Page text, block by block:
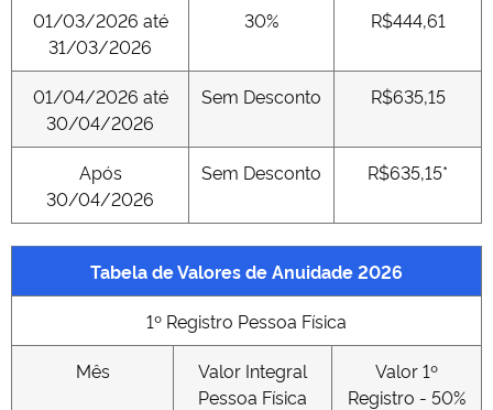
01/03/2026 até
31/03/2026
30% R$444,61
01/04/2026 até
30/04/2026
Sem Desconto R$635,15
Após
30/04/2026
Sem Desconto R$635,15*
Tabela de Valores de Anuidade 2026
1º Registro Pessoa Física
Mês
Valor Integral
Pessoa Física
Valor 1º
Registro - 50%